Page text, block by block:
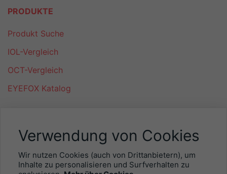
PRODUKTE
Produkt Suche
IOL-Vergleich
OCT-Vergleich
EYEFOX Katalog
Mitgliederbereich
Newsletter
Verwendung von Cookies
Wir nutzen Cookies (auch von Drittanbietern), um
Inhalte zu personalisieren und Surfverhalten zu